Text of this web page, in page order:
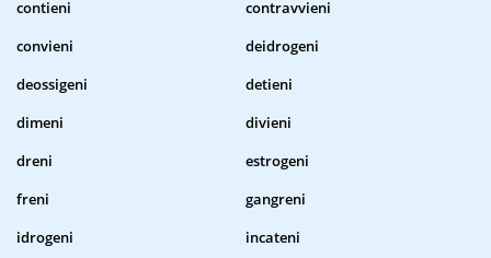
contieni
contravvieni
convieni
deidrogeni
deossigeni
detieni
dimeni
divieni
dreni
estrogeni
freni
gangreni
idrogeni
incateni